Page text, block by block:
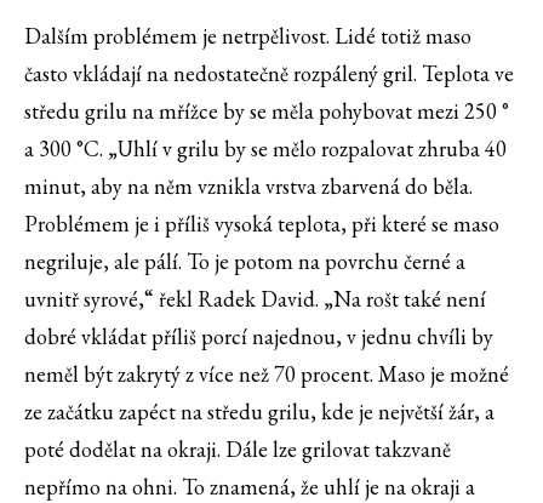
Dalším problémem je netrpělivost. Lidé totiž maso
často vkládají na nedostatečně rozpálený gril. Teplota ve
středu grilu na mřížce by se měla pohybovat mezi 250 °
a 300 °C. „Uhlí v grilu by se mělo rozpalovat zhruba 40
minut, aby na něm vznikla vrstva zbarvená do běla.
Problémem je i příliš vysoká teplota, při které se maso
negriluje, ale pálí. To je potom na povrchu černé a
uvnitř syrové,“ řekl Radek David. „Na rošt také není
dobré vkládat příliš porcí najednou, v jednu chvíli by
neměl být zakrytý z více než 70 procent. Maso je možné
ze začátku zapéct na středu grilu, kde je největší žár, a
poté dodělat na okraji. Dále lze grilovat takzvaně
nepřímo na ohni. To znamená, že uhlí je na okraji a